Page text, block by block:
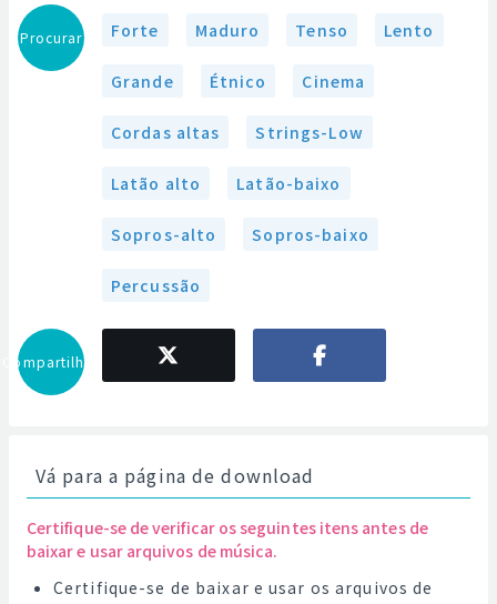
Procurar Forte Maduro Tenso Lento
Grande Étnico Cinema
Cordas altas Strings-Low
Latão alto Latão-baixo
Sopros-alto Sopros-baixo
Percussão
Compartilhar
Vá para a página de download
Certifique-se de verificar os seguintes itens antes de
baixar e usar arquivos de música.
Certifique-se de baixar e usar os arquivos de